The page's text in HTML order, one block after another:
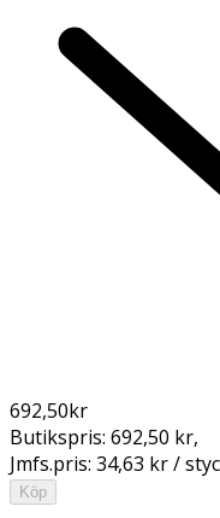
692,50kr
Butikspris: 692,50 kr,
Jmfs.pris: 34,63 kr /
Köp